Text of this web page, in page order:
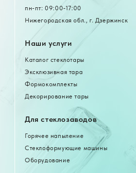
пн-пт: 09:00-17:00
Нижегородская обл., г. Дзержинск
Наши услуги
Каталог стеклотары
Эксклюзивная тара
Формокомплекты
Декорирование тары
Для стеклозаводов
Горячее напыление
Стеклоформующие машины
Оборудование